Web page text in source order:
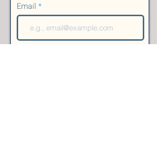
Email